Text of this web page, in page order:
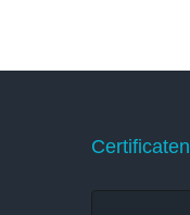
Certificaten